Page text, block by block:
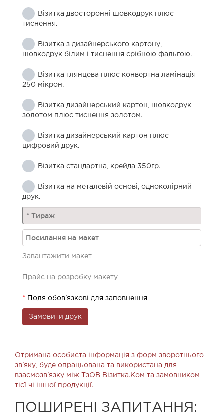
Візитка двосторонні шовкодрук плюс
тиснення.
Візитка з дизайнерського картону,
шовкодрук білим і тиснення срібною фальгою.
Візитка глянцева плюс конвертна ламінація
250 мікрон.
Візитка дизайнерський картон, шовкодрук
золотом плюс тиснення золотом.
Візитка дизайнерський картон плюс
цифровий друк.
Візитка стандартна, крейда 350гр.
Візитка на металевій основі, одноколірний
друк.
Завантажити макет
Прайс на розробку макету
* Поля обов'язкові для заповнення
Отримана особиста інформація з форм зворотнього
зв'яку, буде опрацьована та використана для
взаємозв'язку між ТзОВ Візитка.Ком та замовником
тієї чі іншої продукції.
ПОШИРЕНІ ЗАПИТАННЯ: